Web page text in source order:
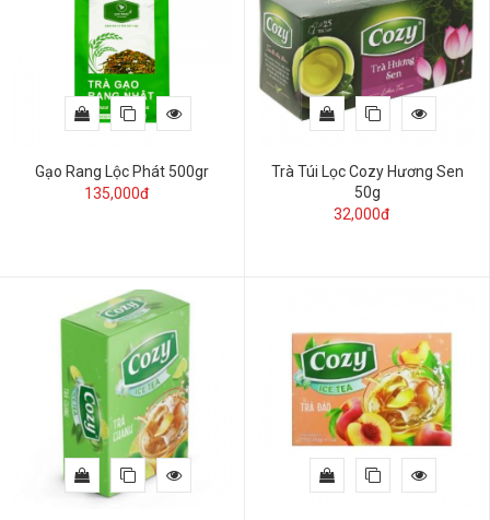
Gạo Rang Lộc Phát 500gr
135,000đ
Trà Túi Lọc Cozy Hương Sen
50g
32,000đ